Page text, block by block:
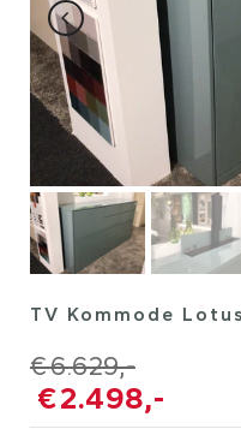
TV Kommode
€ 6.629,-
€ 2.498,-